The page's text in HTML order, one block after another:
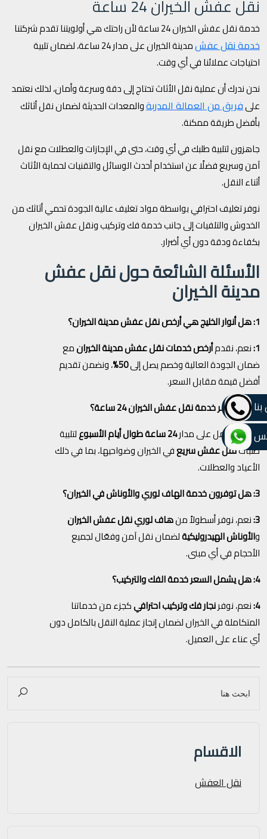
نقل عفش الخيران 24 ساعة
خدمة نقل عفش الخيران 24 ساعة لأن راحتك هي أولويتنا تقدم شركتنا
خدمة نقل عفش
مدينة الخيران على مدار 24 ساعة، لضمان تلبية
احتياجات عملائنا في أي وقت.
نحن ندرك أن عملية نقل الأثاث تحتاج إلى دقة وسرعة وأمان، لذلك نعتمد
علىفريق من العمالة المدربةوالمعدات الحديثة لضمان نقل أثاثك
بأفضل طريقة ممكنة.
جاهزون لتلبية طلبك في أي وقت، حتى في الإجازات والعطلات مع نقل
آمن وسريع فضلًا عن استخدام أحدث الوسائل والتقنيات لحماية الأثاث
أثناء النقل.
نوفر تغليف احترافي بواسطة مواد تغليف عالية الجودة تحمي أثاثك من
الخدوش والتلفيات إلى جانب خدمة فك وتركيب ونقل عفش الخيران
بكفاءة ودقة دون أي أضرار.
الأسئلة الشائعة حول نقل عفش
مدينة الخيران
1: هل أنوار الخليج هي أرخص نقل عفش مدينة الخيران؟
1: نعم، نقدمأرخص خدمات نقل عفش مدينة الخيرانمع
ضمان الجودة العالية وخصم يصل إلى50% ، ونضمن تقديم
أفضل قيمة مقابل السعر.
2: هل تتوفر خدمة نقل عفش الخيران 24 ساعة؟
2: نعم، نعمل على مدار24 ساعة طوال أيام الأسبوع
لتلبية
طلباتنقل عفش سريعفي الخيران وضواحيها، بما في ذلك
الأعياد والعطلات.
3: هل توفرون خدمة الهاف لوري والأوناش في الخيران؟
3: نعم، نوفر أسطولاً منهاف لوري نقل عفش الخيران
والأوناش الهيدروليكيةلضمان نقل آمن وفعّال لجميع
الأحجام في أي مبنى.
4: هل يشمل السعر خدمة الفك والتركيب؟
4: نعم، نوفرنجار فك وتركيب احترافيكجزء من خدماتنا
المتكاملة في الخيران لضمان إنجاز عملية النقل بالكامل دون
أي عناء على العميل.
الاقسام
نقل العفش